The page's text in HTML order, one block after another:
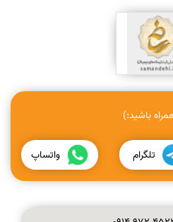
باشید:)
تلگرام واتساپ